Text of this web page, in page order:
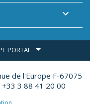

PORTAL
de l'Europe F-67075
+33 3 88 41 20 00